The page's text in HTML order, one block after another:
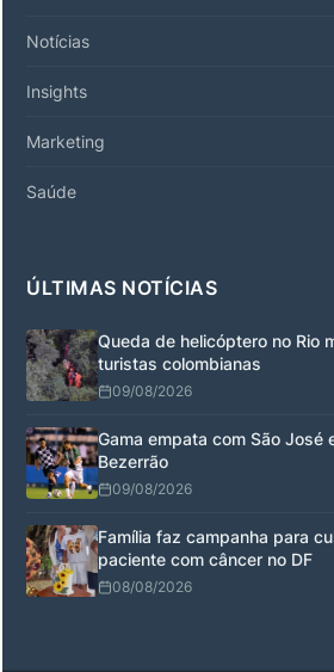
Notícias
Insights
Marketing
Saúde
ÚLTIMAS NOTÍCIAS
Queda de helicóptero no Rio
turistas colombianas
09/08/2026
Gama empata com São José
Bezerrão
09/08/2026
Família faz campanha para
paciente com câncer no DF
08/08/2026